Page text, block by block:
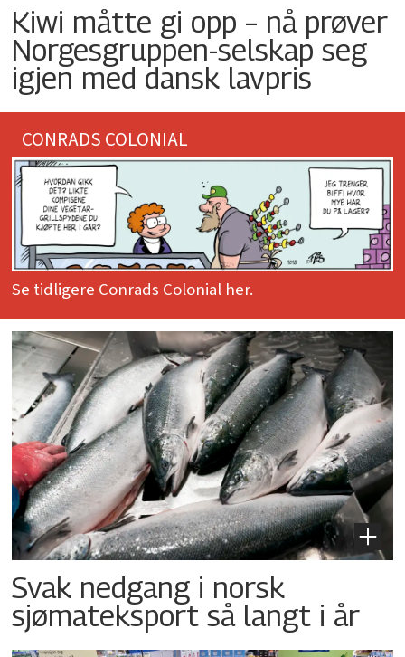
Kiwi måtte gi opp – nå prøver
Norgesgruppen-selskap seg
igjen med dansk lavpris
CONRADS COLONIAL
Se tidligere Conrads Colonial her.
Svak nedgang i norsk
sjømateksport så langt i år